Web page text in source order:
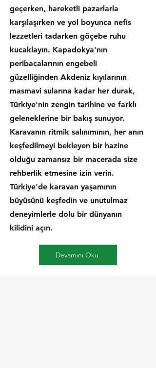
geçerken, hareketli pazarlarla
karşılaşırken ve yol boyunca nefis
lezzetleri tadarken göçebe ruhu
kucaklayın. Kapadokya'nın
peribacalarının engebeli
güzelliğinden Akdeniz kıyılarının
masmavi sularına kadar her durak,
Türkiye'nin zengin tarihine ve farklı
geleneklerine bir bakış sunuyor.
Karavanın ritmik salınımının, her anın
keşfedilmeyi bekleyen bir hazine
olduğu zamansız bir macerada size
rehberlik etmesine izin verin.
Türkiye'de karavan yaşamının
büyüsünü keşfedin ve unutulmaz
deneyimlerle dolu bir dünyanın
kilidini açın.
Devamını Oku